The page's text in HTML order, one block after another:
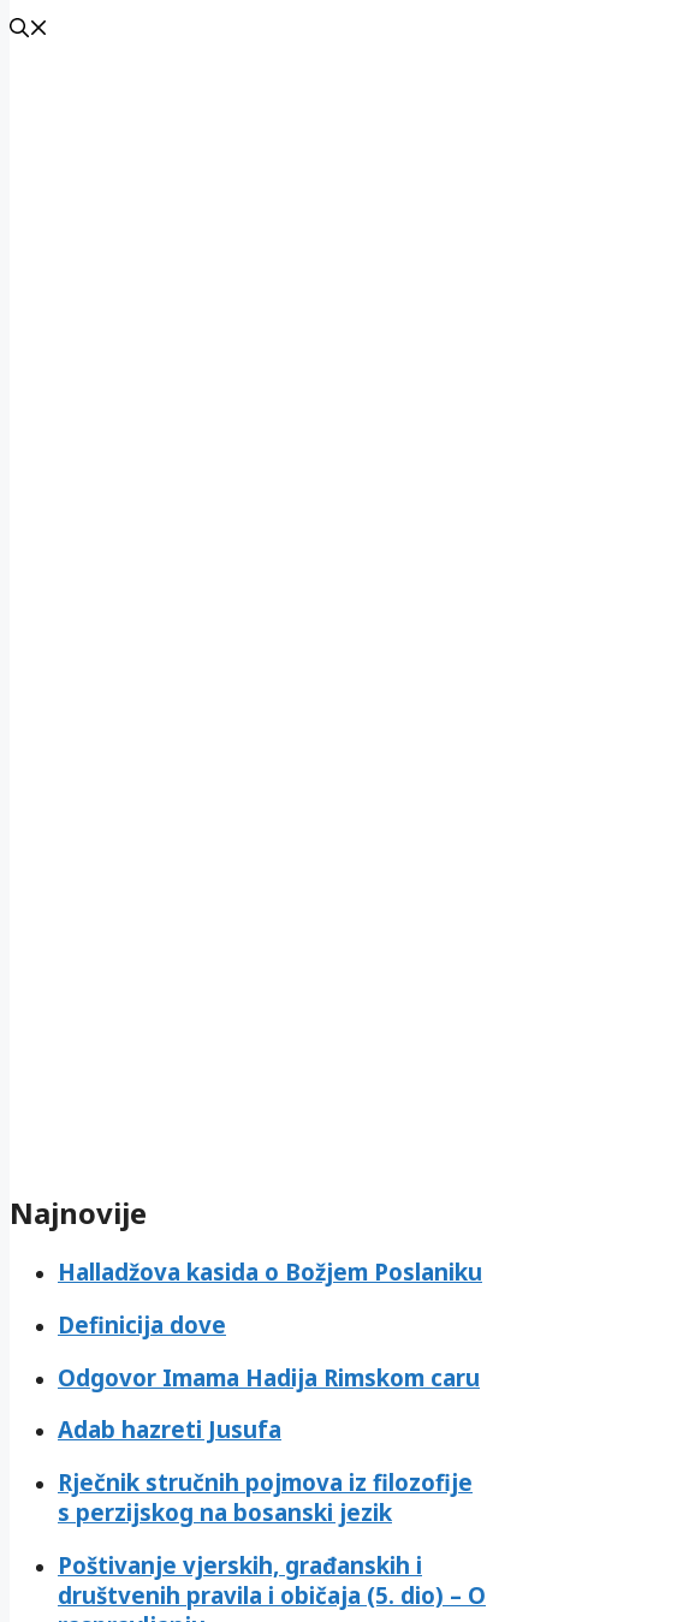
Najnovije
Halladžova kasida o Božjem Poslaniku
Definicija dove
Odgovor Imama Hadija Rimskom caru
Adab hazreti Jusufa
Rječnik stručnih pojmova iz filozofije
s perzijskog na bosanski jezik
Poštivanje vjerskih, građanskih i
društvenih pravila i običaja (5. dio) – O